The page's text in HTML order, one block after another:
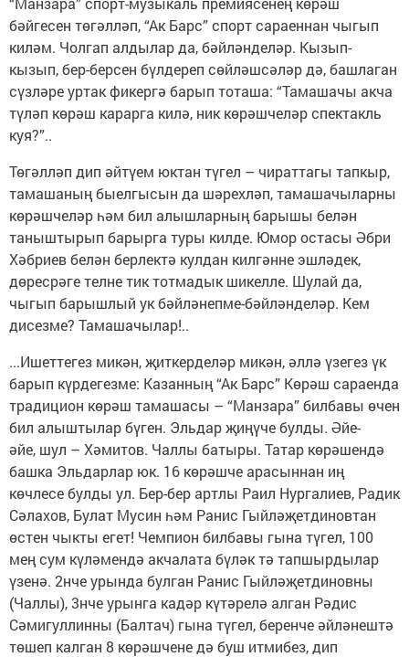
бәйгесен төгәлләп, “Ак Барс” спорт сараеннан чыгып
киләм. Чолгап алдылар да, бәйләнделәр. Кызып-
кызып, бер-берсен бүлдереп сөйләшсәләр дә, башлаган
сүзләре уртак фикергә барып тоташа: “Тамашачы акча
түләп көрәш карарга килә, ник көрәшчеләр спектакль
куя?”..
Төгәлләп дип әйтүем юктан түгел – чираттагы тапкыр,
тамашаның быелгысын да шәрехләп, тамашачыларны
көрәшчеләр һәм бил алышларның барышы белән
таныштырып барырга туры килде. Юмор остасы Әбри
Хәбриев белән берлектә кулдан килгәнне эшләдек,
дөресрәге телне тик тотмадык шикелле. Шулай да,
чыгып барышлый ук бәйләнепме-бәйләнделәр. Кем
дисезме? Тамашачылар!..
...Ишеттегез микән, җиткерделәр микән, әллә үзегез үк
барып күрдегезме: Казанның “Ак Барс” Көрәш сараенда
традицион көрәш тамашасы – “Манзара” билбавы өчен
бил алыштылар бүген. Эльдар җиңүче булды. Әйе-
әйе, шул – Хәмитов. Чаллы батыры. Татар көрәшендә
башка Эльдарлар юк. 16 көрәшче арасыннан иң
көчлесе булды ул. Бер-бер артлы Раил Нургалиев, Радик
Сәлахов, Булат Мусин һәм Ранис Гыйләҗетдиновтан
өстен чыкты егет! Чемпион билбавы гына түгел, 100
мең сум күләмендә акчалата бүләк тә тапшырдылар
үзенә. 2нче урында булган Ранис Гыйләҗетдиновны
(Чаллы), 3нче урынга кадәр күтәрелә алган Рәдис
Сәмигуллинны (Балтач) гына түгел, беренче әйләнештә
төшеп калган 8 көрәшчене дә буш итмибез, дип